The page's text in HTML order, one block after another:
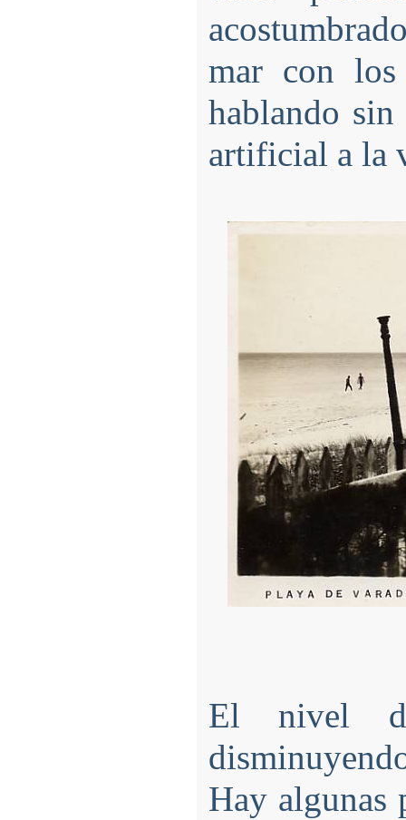
mar con los
hablando
artificial a la
El nivel
Hay algunas